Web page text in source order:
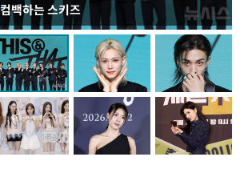
컴백하는 스키즈
입추 하루 앞둔 전남광주… 열화상 카메라에 담긴
폭염